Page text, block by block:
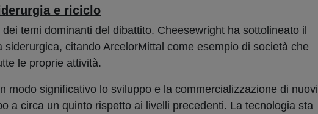
e riciclo
temi dominanti del dibattito. Cheesewright ha sottolineato il
siderurgica, citando ArcelorMittal come esempio di società che
le proprie attività.
modo significativo lo sviluppo e la commercializzazione di nuovi
a circa un quinto rispetto ai livelli precedenti. La tecnologia sta